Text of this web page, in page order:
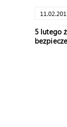
5 lutego